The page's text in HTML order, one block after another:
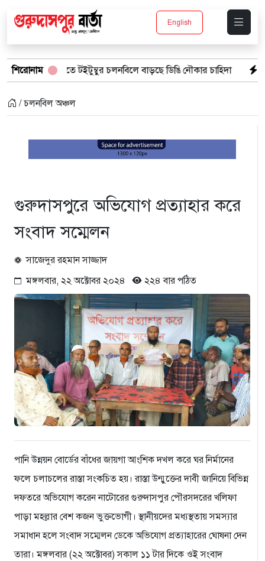
English
শিরোনাম
টইটুম্বুর চলনবিলে বাড়ছে ডিঙি নৌকার চাহিদা সিন্ডিকেটের
/ চলনবিল অঞ্চল
গুরুদাসপুরে অভিযোগ প্রত্যাহার করে
সংবাদ সম্মেলন
সাজেদুর রহমান সাজ্জাদ
মঙ্গলবার, ২২ অক্টোবর ২০২৪
২২৪ বার পঠিত
পানি উন্নয়ন বোর্ডের বাঁধের জায়গা আংশিক দখল করে ঘর নির্মানের
ফলে চলাচলের রাস্তা সংকচিত হয়। রাস্তা উন্মুক্তের দাবী জানিয়ে বিভিন্ন
দফতরে অভিযোগ করেন নাটোরের গুরুদাসপুর পৌরসদরের খলিফা
পাড়া মহল্লার বেশ কজন ভুক্তভোগী। স্থানীয়দের মধ্যস্থতায় সমস্যার
সমাধান হলে সংবাদ সম্মেলন ডেকে অভিযোগ প্রত্যাহারের ঘোষনা দেন
তারা। মঙ্গলবার (২২ অক্টোবর) সকাল ১১ টার দিকে ওই সংবাদ